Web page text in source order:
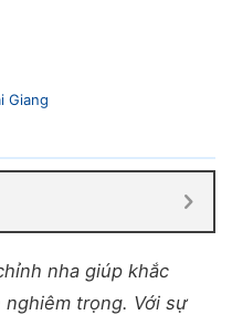
Giang
nha giúp khắc
trọng. Với sự